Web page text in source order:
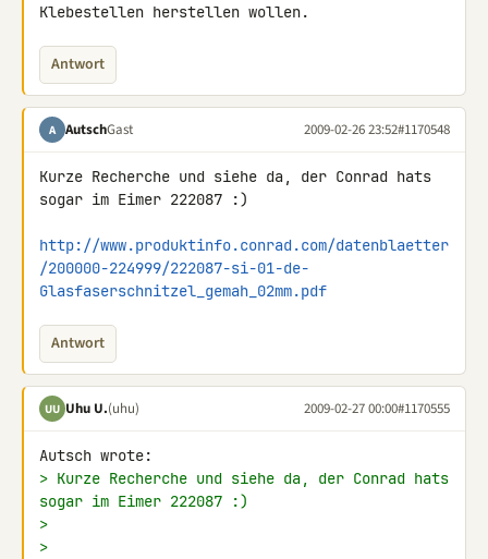
Klebestellen herstellen wollen.
Antwort
A AutschGast 2009-02-26 23:52#1170548
Kurze Recherche und siehe da, der Conrad hats
sogar im Eimer 222087 :)
http://www.produktinfo.conrad.com/datenblaetter
/200000-224999/222087-si-01-de-
Glasfaserschnitzel_gemah_02mm.pdf
Antwort
UU Uhu U.(uhu) 2009-02-27 00:00#1170555
> Kurze Recherche und siehe da, der Conrad hats
sogar im Eimer 222087 :)
>
>